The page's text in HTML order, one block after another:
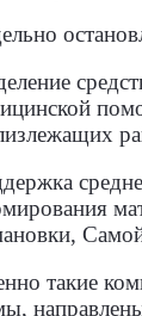
такие